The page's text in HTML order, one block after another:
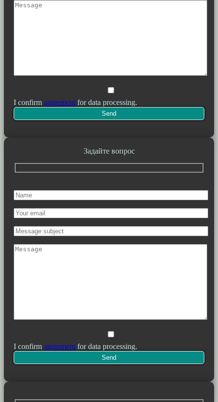
I confirm agreementfor data processing.
Задайте вопрос
I confirm agreement for data processing.